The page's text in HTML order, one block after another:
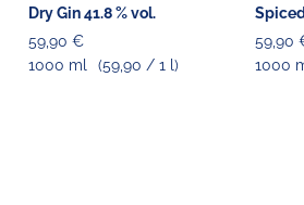
(Versand ausschließlich per DHL-
Dry Gin 41.8 % vol.
59,90 €
1000 ml
(59,90 / 1 l)
vol.
59,90
1000